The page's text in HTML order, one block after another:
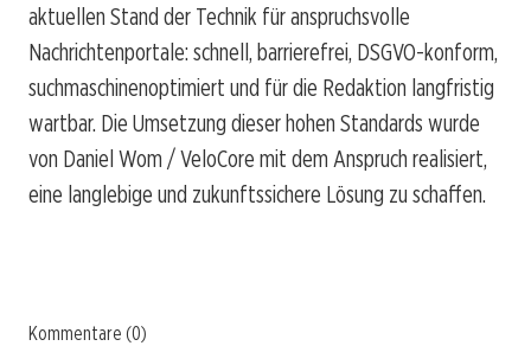
aktuellen Stand der Technik für anspruchsvolle
Nachrichtenportale: schnell, barrierefrei, DSGVO-konform,
suchmaschinenoptimiert und für die Redaktion langfristig
wartbar. Die Umsetzung dieser hohen Standards wurde
von Daniel Wom / VeloCore mit dem Anspruch realisiert,
eine langlebige und zukunftssichere Lösung zu schaffen.
Kommentare (0)